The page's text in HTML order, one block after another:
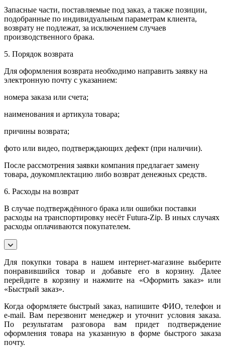
Запасные части, поставляемые под заказ, а также позиции,
подобранные по индивидуальным параметрам клиента,
возврату не подлежат, за исключением случаев
производственного брака.
5. Порядок возврата
Для оформления возврата необходимо направить заявку на
электронную почту с указанием:
номера заказа или счета;
наименования и артикула товара;
причины возврата;
фото или видео, подтверждающих дефект (при наличии).
После рассмотрения заявки компания предлагает замену
товара, доукомплектацию либо возврат денежных средств.
6. Расходы на возврат
В случае подтверждённого брака или ошибки поставки
расходы на транспортировку несёт Futura-Zip. В иных случаях
расходы оплачиваются покупателем.
Для покупки товара в нашем интернет-магазине выберите
понравившийся товар и добавьте его в корзину. Далее
перейдите в корзину и нажмите на «Оформить заказ» или
«Быстрый заказ».
Когда оформляете быстрый заказ, напишите ФИО, телефон и
e-mail. Вам перезвонит менеджер и уточнит условия заказа.
По результатам разговора вам придет подтверждение
оформления товара на указанную в форме быстрого заказа
почту.